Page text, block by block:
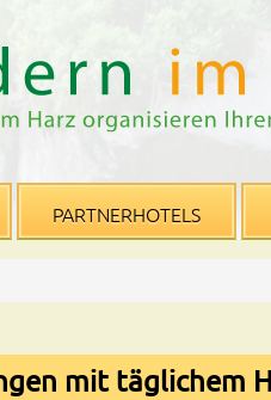
PARTNERHOTELS
mit täglichem